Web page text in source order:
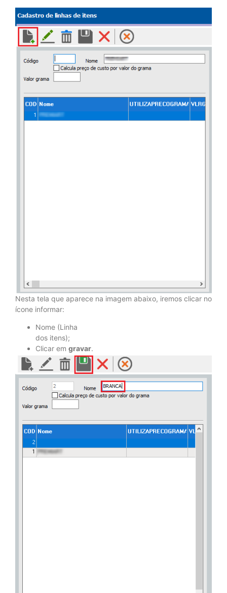
Nesta tela que aparece na imagem abaixo, iremos clicar no
ícone informar:
Nome (Linha
dos itens);
Clicar em gravar.